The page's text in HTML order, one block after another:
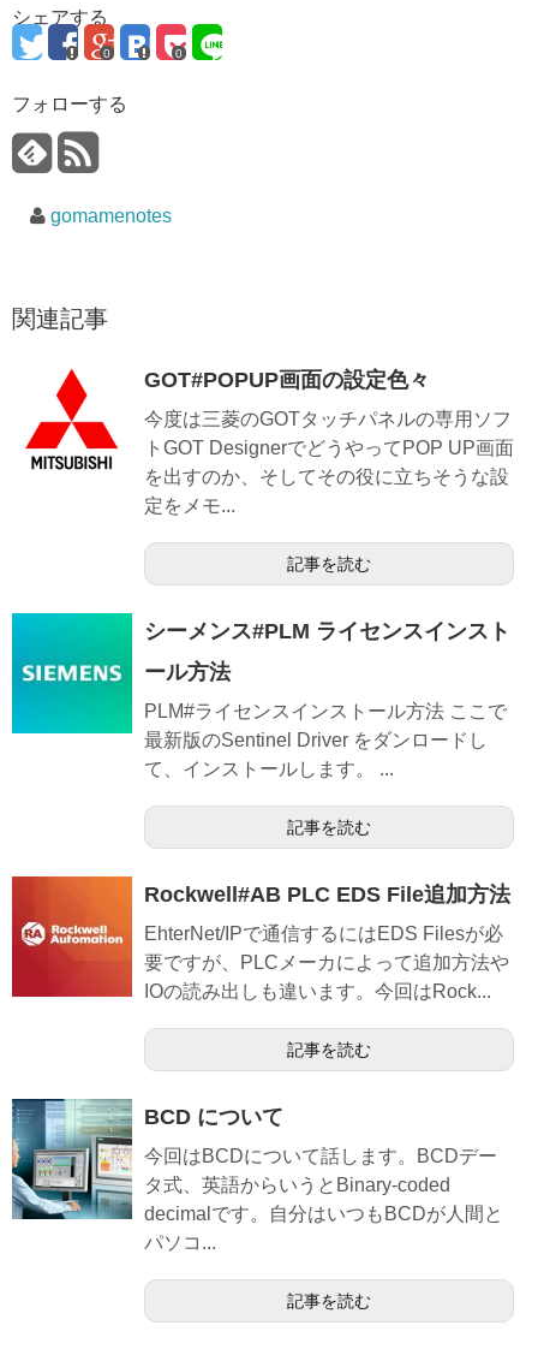
シェアする
0 0
フォローする
gomamenotes
関連記事
GOT#POPUP画面の設定色々
今度は三菱のGOTタッチパネルの専用ソフ
トGOT DesignerでどうやってPOP UP画面
を出すのか、そしてその役に立ちそうな設
定をメモ...
記事を読む
シーメンス#PLM ライセンスインスト
ール方法
PLM#ライセンスインストール方法 ここで
最新版のSentinel Driver をダンロードし
て、インストールします。 ...
記事を読む
Rockwell#AB PLC EDS File追加方法
EhterNet/IPで通信するにはEDS Filesが必
要ですが、PLCメーカによって追加方法や
IOの読み出しも違います。今回はRock...
記事を読む
BCD について
今回はBCDについて話します。BCDデー
タ式、英語からいうとBinary-coded
decimalです。自分はいつもBCDが人間と
パソコ...
記事を読む